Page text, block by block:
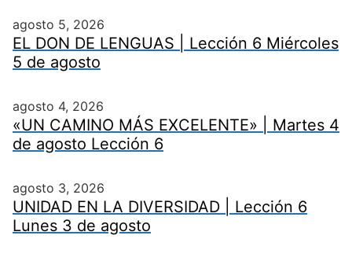
agosto 5, 2026
EL DON DE LENGUAS | Lección 6 Miércoles
5 de agosto
agosto 4, 2026
«UN CAMINO MÁS EXCELENTE» | Martes 4
de agosto Lección 6
agosto 3, 2026
UNIDAD EN LA DIVERSIDAD | Lección 6
Lunes 3 de agosto